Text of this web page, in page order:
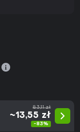
83,11 zł
~13,55 zł
-83%